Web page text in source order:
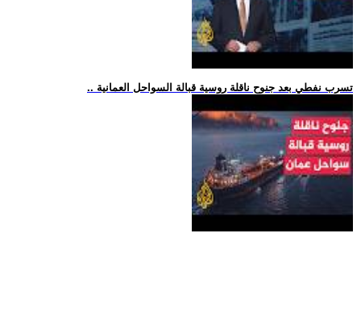
.. تسرب نفطي بعد جنوح ناقلة روسية قبالة السواحل العمانية